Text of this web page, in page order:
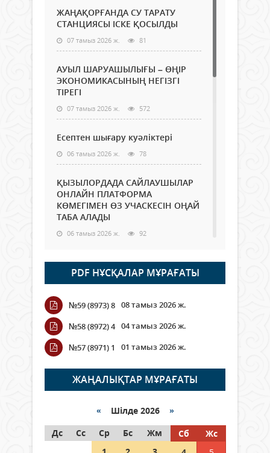
ЖАҢАҚОРҒАНДА СУ ТАРАТУ
СТАНЦИЯСЫ ІСКЕ ҚОСЫЛДЫ
07 тамыз 2026 ж. 81
АУЫЛ ШАРУАШЫЛЫҒЫ – ӨҢІР
ЭКОНОМИКАСЫНЫҢ НЕГІЗГІ
ТІРЕГІ
07 тамыз 2026 ж. 572
Есептен шығару куәліктері
06 тамыз 2026 ж. 78
ҚЫЗЫЛОРДАДА САЙЛАУШЫЛАР
ОНЛАЙН ПЛАТФОРМА
КӨМЕГІМЕН ӨЗ УЧАСКЕСІН ОҢАЙ
ТАБА АЛАДЫ
06 тамыз 2026 ж. 92
Open Air: Қызылорда облысы
полиция департаменті 20
мыңнан астам көрерменнің
қауіпсіздігін қамтамасыз етті
06 тамыз 2026 ж.
Wi-Fi ҚАБЫРҒА АРҚЫЛЫ ҚАЛАЙ
ӨТЕДІ?
06 тамыз 2026 ж. 268
граждане Казахстана,
05 тамыз 2026 ж. 151
PDF НҰСҚАЛАР МҰРАҒАТЫ
№59 (8973) 8 08 тамыз 2026 ж.
№58 (8972) 4 04 тамыз 2026 ж.
№57 (8971) 1
01 тамыз 2026 ж.
ЖАҢАЛЫҚТАР МҰРАҒАТЫ
« Шілде 2026 »
Дс
Сс Ср Бс Жм Сб
Жс